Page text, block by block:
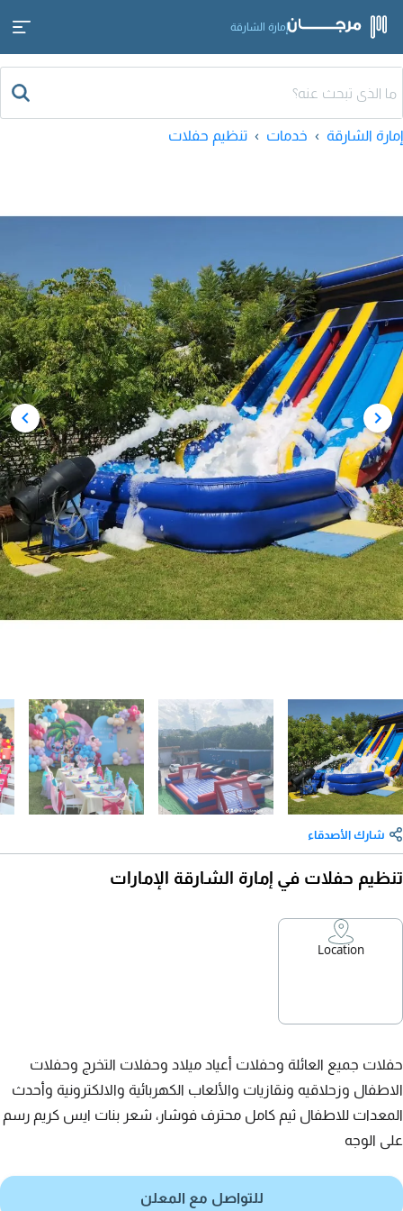
إمارة الشارقة
إمارة الشارقة خدمات تنظيم حفلات
شارك الأصدقاء
تنظيم حفلات في إمارة الشارقة الإمارات
Location
حفلات جميع العائلة وحفلات أعياد ميلاد وحفلات التخرج وحفلات
الاطفال وزحلاقيه ونقازيات والألعاب الكهربائية والالكترونية وأحدث
المعدات للاطفال ثيم كامل محترف فوشار، شعر بنات ايس كريم رسم
على الوجه
للتواصل مع المعلن